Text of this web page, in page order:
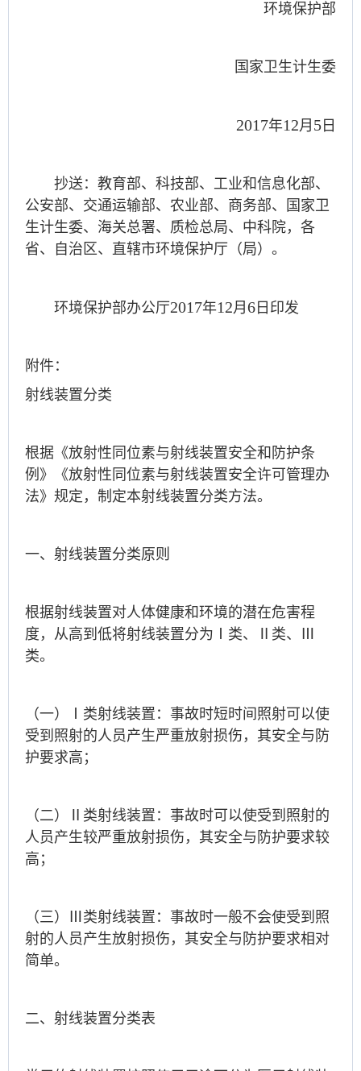
环境保护部
国家卫生计生委
2017年12月 5 日
抄送：教育部、科技部、工业和信息化部、
公安部、交通运输部、农业部、商务部、国家卫
生计生委、海关总署、质检总局、中科院，各
省、自治区、直辖市环境保护厅（局）。
环境保护部办公厅2017年12月 6 日印发
附件：
射线装置分类
根据《放射性同位素与射线装置安全和防护条
例》《放射性同位素与射线装置安全许可管理办
法》规定，制定本射线装置分类方法。
一、射线装置分类原则
根据射线装置对人体健康和环境的潜在危害程
度，从高到低将射线装置分为Ⅰ类、Ⅱ类、Ⅲ
类。
（一）Ⅰ类射线装置：事故时短时间照射可以使
受到照射的人员产生严重放射损伤，其安全与防
护要求高；
（二）Ⅱ类射线装置：事故时可以使受到照射的
人员产生较严重放射损伤，其安全与防护要求较
高；
（三）Ⅲ类射线装置：事故时一般不会使受到照
射的人员产生放射损伤，其安全与防护要求相对
简单。
二、射线装置分类表